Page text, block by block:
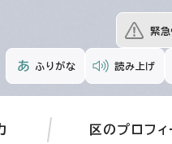
緊
ふりがな 読み上げ
区のプロフィ